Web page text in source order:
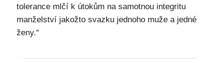
tolerance mlčí k útokům na samotnou integritu
manželství jakožto svazku jednoho muže a jedné
ženy.“